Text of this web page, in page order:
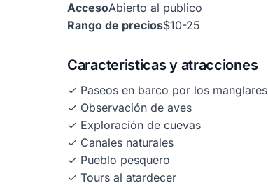
AccesoAbierto al publico
Rango de precios$10-25
Caracteristicas y atracciones
✓ Paseos en barco por los manglares
✓ Observación de aves
✓ Exploración de cuevas
✓ Canales naturales
✓ Pueblo pesquero
✓ Tours al atardecer